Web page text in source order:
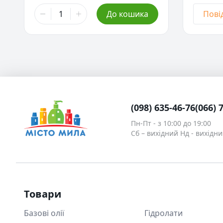
До кошика
15,00 ₴
Жовтий
15,00 ₴
(098) 635-46-76(066)
Пн-Пт - з 10:00 до 19:00
Сб – вихідний Нд -
Товари
Базові олії
Гідролати